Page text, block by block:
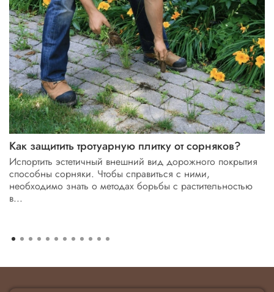
Как защитить тротуарную плитку от сорняков?
Испортить эстетичный внешний вид дорожного покрытия
способны сорняки. Чтобы справиться с ними,
необходимо знать о методах борьбы с растительностью
в...